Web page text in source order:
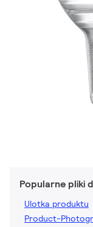
Popularne pliki
Ulotka produktu
Product-